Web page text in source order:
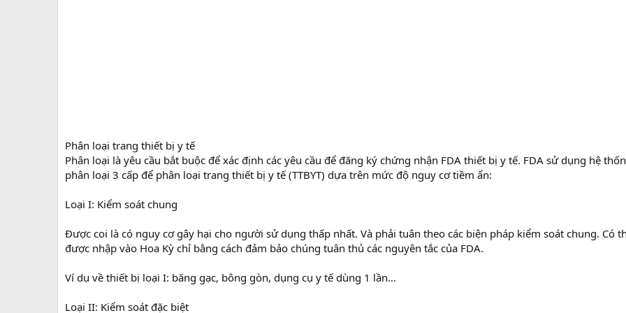
Phân loại trang thiết bị y tế
Phân loại là yêu cầu bắt buộc để xác định các yêu cầu để đăng ký chứng nhận FDA thiết bị y tế. FDA sử dụng hệ
phân loại 3 cấp để phân loại trang thiết bị y tế (TTBYT) dựa trên mức độ nguy cơ tiềm ẩn:
Loại I: Kiểm soát chung
Được coi là có nguy cơ gây hại cho người sử dụng thấp nhất. Và phải tuân theo các biện pháp kiểm soát chung. Có
được nhập vào Hoa Kỳ chỉ bằng cách đảm bảo chúng tuân thủ các nguyên tắc của FDA.
Ví dụ về thiết bị loại I: băng gạc, bông gòn, dụng cụ y tế dùng 1 lần…
Loại II: Kiểm soát đặc biệt